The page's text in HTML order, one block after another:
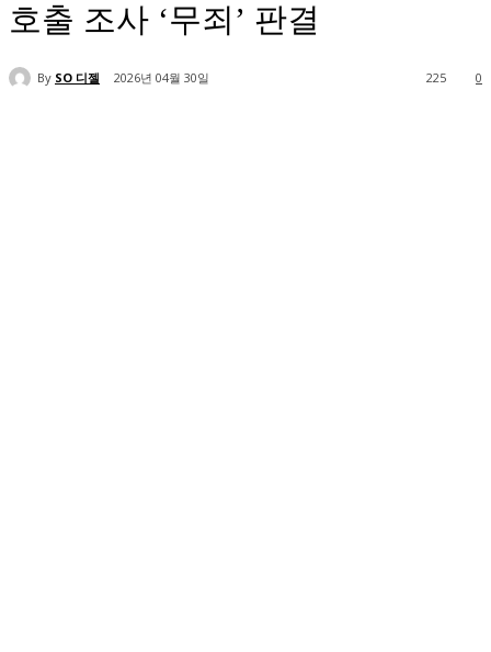
호출 조사 ‘무죄’ 판결
By SO 디젤 2026년 04월 30일 0
225